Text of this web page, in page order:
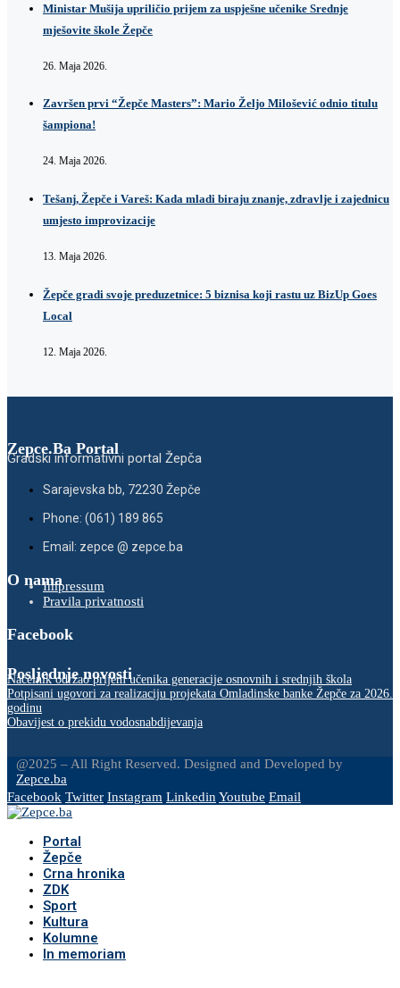
Ministar Mušija upriličio prijem za uspješne učenike Srednje
mješovite škole Žepče
26. Maja 2026.
Završen prvi “Žepče Masters”: Mario Željo Milošević odnio titulu
šampiona!
24. Maja 2026.
Tešanj, Žepče i Vareš: Kada mladi biraju znanje, zdravlje i zajednicu
umjesto improvizacije
13. Maja 2026.
Žepče gradi svoje preduzetnice: 5 biznisa koji rastu uz BizUp Goes
Local
12. Maja 2026.
Zepce.Ba Portal
Gradski informativni portal Žepča
Sarajevska bb, 72230 Žepče
Phone: (061) 189 865
Email: zepce @ zepce.ba
O namaImpressum
Pravila privatnosti
Facebook
Posljednje novosti
Načelnik održao prijem učenika generacije osnovnih i srednjih škola
Potpisani ugovori za realizaciju projekata Omladinske banke Žepče za 2026.
godinu
Obavijest o prekidu vodosnabdijevanja
@2025 – All Right Reserved. Designed and Developed by
Zepce.ba
Facebook Twitter Instagram Linkedin Youtube Email
Portal
Žepče
Crna hronika
ZDK
Sport
Kultura
Kolumne
In memoriam